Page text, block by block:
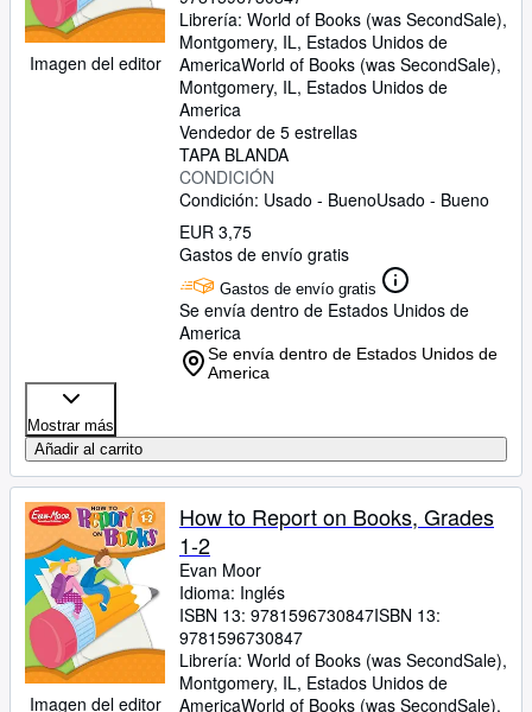
Imagen del editor
Librería: World of Books (was SecondSale),
Montgomery, IL, Estados Unidos de
AmericaWorld of Books (was SecondSale),
Montgomery, IL, Estados Unidos de
America
Vendedor de 5 estrellas
TAPA BLANDA
CONDICIÓN
Condición: Usado - BuenoUsado - Bueno
EUR 3,75
Gastos de envío gratis
Gastos de envío gratis
Se envía dentro de Estados Unidos de
America
Se envía dentro de Estados Unidos de
America
Mostrar más
Añadir al carrito
Imagen del editor
How to Report on Books, Grades
1-2
Evan Moor
Idioma: Inglés
ISBN 13: 9781596730847ISBN 13:
9781596730847
Librería: World of Books (was SecondSale),
Montgomery, IL, Estados Unidos de
AmericaWorld of Books (was SecondSale),